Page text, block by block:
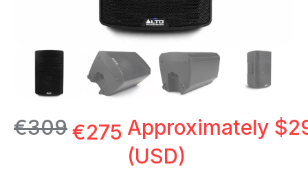
€309€275 Approximately $
(USD)